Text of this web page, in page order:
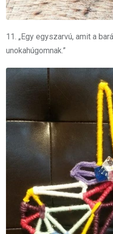
11. „Egy egyszarvú, amit a
unokahúgomnak.”